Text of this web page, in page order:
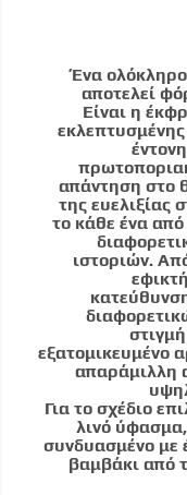
Ένα
αποτελεί
Είναι η
εκλεπτυσμένης
απάντηση στο
της
το κάθε ένα
ιστοριών.
εξατομικευμένο
απαράμιλλη
Για το σχέδιο
λινό
συνδυασμένο με
βαμβάκι από